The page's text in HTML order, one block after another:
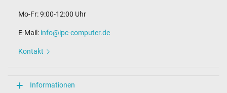
Mo-Fr: 9:00-12:00 Uhr
E-Mail: info@ipc-computer.de
Kontakt
Informationen